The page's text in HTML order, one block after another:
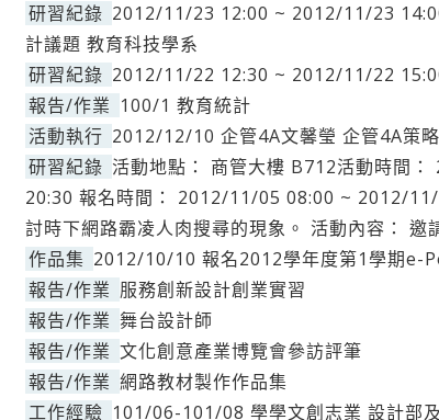
研習紀錄 2012/11/23 12:00 ~ 2012/11/23
計議題 教育科技學系
研習紀錄 2012/11/22 12:30 ~ 2012/11/22
報告/作業 100/1 教育統計
活動執行 2012/12/10 企管4A文馨瑩 企管4A策
研習紀錄 活動地點： 商管大樓 B712活動時間
20:30 報名時間： 2012/11/05 08:00 ~ 2012/
討時下網路霸凌人肉搜尋的現象。 活動內容： 邀
作品集 2012/10/10 報名2012學年度第1學期e-
報告/作業 服務創新設計創業實習
報告/作業 舞台設計師
報告/作業 文化創意產業博覽會參訪評筆
報告/作業 網路教材製作作品集
工作經驗 101/06-101/08 學學文創志業 設計部